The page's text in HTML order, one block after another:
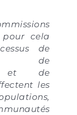
cela
de
de
et de
les